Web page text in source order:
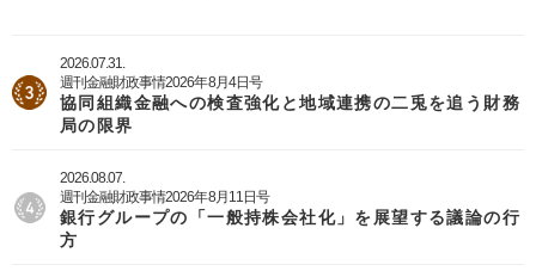
2026.07.31.
週刊金融財政事情2026年8月4日号
協同組織金融への検査強化と地域連携の二兎を追う財務
局の限界
2026.08.07.
週刊金融財政事情2026年8月11日号
銀行グループの「一般持株会社化」を展望する議論の行
方